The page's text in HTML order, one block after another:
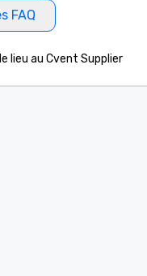
FAQ
lieu au Cvent Supplier